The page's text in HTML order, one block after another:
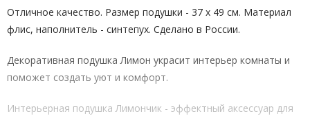
Отличное качество. Размер подушки - 37 х 49 см. Материал
флис, наполнитель - синтепух. Сделано в России.
Декоративная подушка Лимон украсит интерьер комнаты и
поможет создать уют и комфорт.
Интерьерная подушка Лимончик - эффектный аксессуар для